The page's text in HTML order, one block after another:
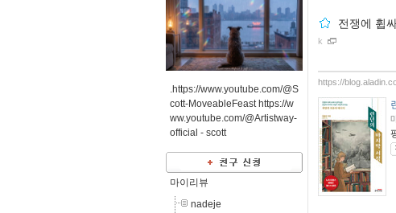
.https://www.youtube.com/@S
cott-MoveableFeast https://w
ww.youtube.com/@Artistway-
official - scott
마이리뷰
nadeje
전쟁에 휩
k
https://